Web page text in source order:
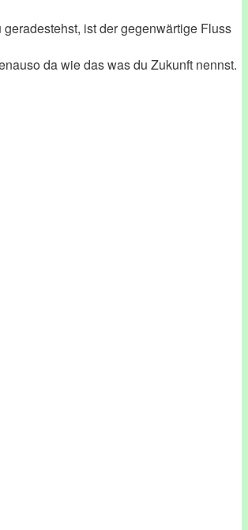
ist der gegenwärtige Fluss
da wie das was du Zukunft nennst.